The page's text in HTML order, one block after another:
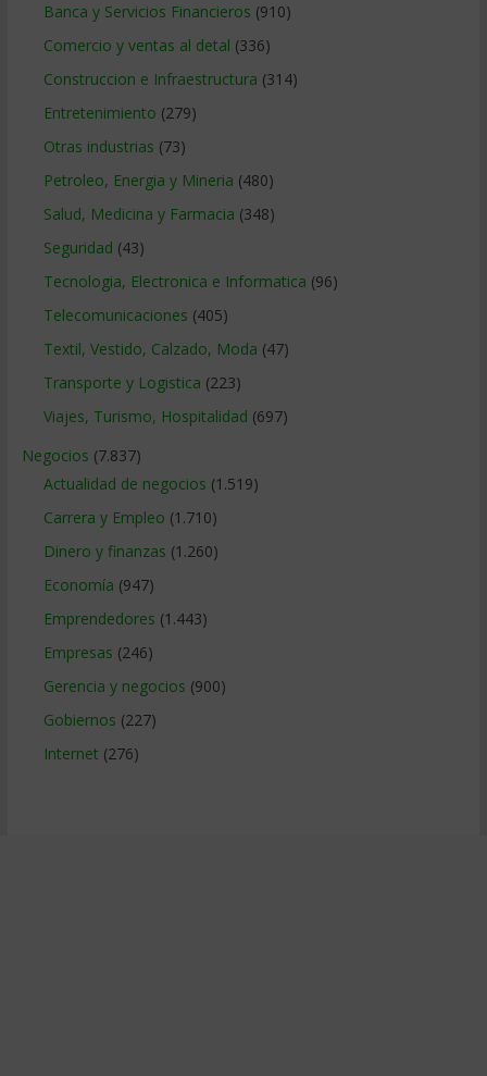
Banca y Servicios Financieros (910)
Comercio y ventas al detal (336)
Construccion e Infraestructura (314)
Entretenimiento (279)
Otras industrias (73)
Petroleo, Energia y Mineria (480)
Salud, Medicina y Farmacia (348)
Seguridad (43)
Tecnologia, Electronica e Informatica (96)
Telecomunicaciones (405)
Textil, Vestido, Calzado, Moda (47)
Transporte y Logistica (223)
Viajes, Turismo, Hospitalidad (697)
Negocios (7.837)
Actualidad de negocios (1.519)
Carrera y Empleo (1.710)
Dinero y finanzas (1.260)
Economía (947)
Emprendedores (1.443)
Empresas (246)
Gerencia y negocios (900)
Gobiernos (227)
Internet (276)